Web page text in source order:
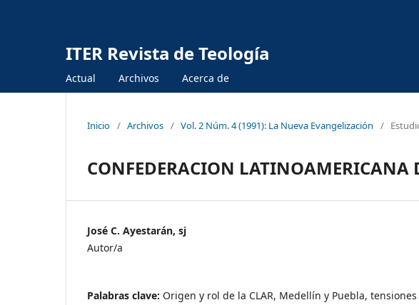
ITER Revista de Teología
Actual Archivos Acerca de
Inicio / Archivos / Vol. 2 Núm. 4 (1991): La Nueva Evangelización /
CONFEDERACION LATINOAMERICANA
José C. Ayestarán, sj
Autor/a
Palabras clave: Origen y rol de la CLAR, Medellín y Puebla, tensiones